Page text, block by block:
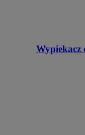
Wypiekacz